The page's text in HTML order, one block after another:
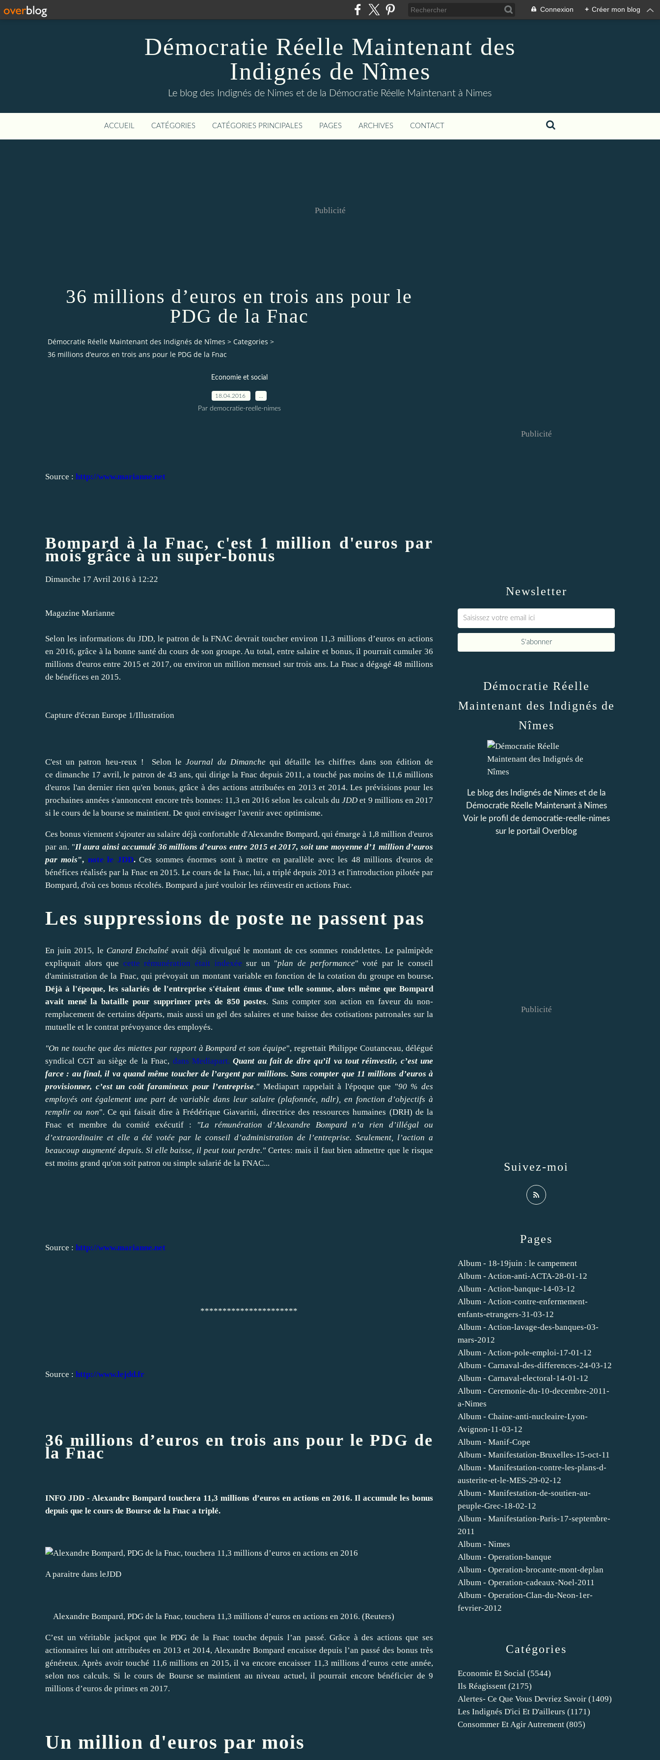
Connexion + Créer mon blog
Démocratie Réelle Maintenant des
Indignés de Nîmes
Le blog des Indignés de Nimes et de la Démocratie Réelle Maintenant à Nimes
ACCUEIL CATÉGORIES CATÉGORIES PRINCIPALES PAGES ARCHIVES CONTACT
Publicité
36 millions d’euros en trois ans pour le
PDG de la Fnac
Démocratie Réelle Maintenant des Indignés de Nîmes > Categories >
36 millions d’euros en trois ans pour le PDG de la Fnac
Economie et social
18.04.2016
Par democratie-reelle-nimes
Source : http://www.marianne.net
Bompard à la Fnac, c'est 1 million d'euros par
mois grâce à un super-bonus
Dimanche 17 Avril 2016 à 12:22
Magazine Marianne
Selon les informations du JDD, le patron de la FNAC devrait toucher environ 11,3 millions d’euros en actions
en 2016, grâce à la bonne santé du cours de son groupe. Au total, entre salaire et bonus, il pourrait cumuler 36
millions d'euros entre 2015 et 2017, ou environ un million mensuel sur trois ans. La Fnac a dégagé 48 millions
de bénéfices en 2015.
Capture d'écran Europe 1/Illustration
C'est un patron heu-reux ! Selon leJournal du Dimanche qui détaille les chiffres dans son édition de
ce dimanche 17 avril, le patron de 43 ans, qui dirige la Fnac depuis 2011, a touché pas moins de 11,6 millions
d'euros l'an dernier rien qu'en bonus, grâce à des actions attribuées en 2013 et 2014. Les prévisions pour les
prochaines années s'annoncent encore très bonnes: 11,3 en 2016 selon les calculs duJDD et 9 millions en 2017
si le cours de la bourse se maintient. De quoi envisager l'avenir avec optimisme.
Ces bonus viennent s'ajouter au salaire déjà confortable d'Alexandre Bompard, qui émarge à 1,8 million d'euros
par an. "Il aura ainsi accumulé 36 millions d’euros entre 2015 et 2017, soit une moyenne d’1 million d’euros
par mois", note le JDD.Ces sommes énormes sont à mettre en parallèle avec les 48 millions d'euros de
bénéfices réalisés par la Fnac en 2015. Le cours de la Fnac, lui, a triplé depuis 2013 et l'introduction pilotée par
Bompard, d'où ces bonus récoltés. Bompard a juré vouloir les réinvestir en actions Fnac.
Les suppressions de poste ne passent pas
En juin 2015, le Canard Enchaînéavait déjà divulgué le montant de ces sommes rondelettes. Le palmipède
expliquait alors que cette rémunération était indexée sur un "plan de performance" voté par le conseil
d'aministration de la Fnac, qui prévoyait un montant variable en fonction de la cotation du groupe en bourse.
Déjà à l'époque, les salariés de l'entreprise s'étaient émus d'une telle somme, alors même que Bompard
avait mené la bataille pour supprimer près de 850 postes. Sans compter son action en faveur du non-
remplacement de certains départs, mais aussi un gel des salaires et une baisse des cotisations patronales sur la
mutuelle et le contrat prévoyance des employés.
"On ne touche que des miettes par rapport à Bompard et son équipe", regrettait Philippe Coutanceau, délégué
syndical CGT au siège de la Fnac, dans Mediapart. Quant au fait de dire qu’il va tout réinvestir, c’est une
farce : au final, il va quand même toucher de l’argent par millions. Sans compter que 11 millions d’euros à
provisionner, c’est un coût faramineux pour l’entreprise."Mediapart rappelait à l'époque que "90 % des
employés ont également une part de variable dans leur salaire (plafonnée, ndlr), en fonction d’objectifs à
remplir ou non". Ce qui faisait dire à Frédérique Giavarini, directrice des ressources humaines (DRH) de la
Fnac et membre du comité exécutif :
"La rémunération d’Alexandre Bompard n’a rien d’illégal ou
d’extraordinaire et elle a été votée par le conseil d’administration de l’entreprise. Seulement, l’action a
beaucoup augmenté depuis. Si elle baisse, il peut tout perdre." Certes: mais il faut bien admettre que le risque
est moins grand qu'on soit patron ou simple salarié de la FNAC...
Source : http://www.marianne.net
**********************
Source : http://www.lejdd.fr
36 millions d’euros en trois ans pour le PDG de
la Fnac
INFO JDD - Alexandre Bompard touchera 11,3 millions d’euros en actions en 2016. Il accumule les bonus
depuis que le cours de Bourse de la Fnac a triplé.
A paraitre dans leJDD
Alexandre Bompard, PDG de la Fnac, touchera 11,3 millions d’euros en actions en 2016. (Reuters)
C’est un véritable jackpot que le PDG de la Fnac touche depuis l’an passé. Grâce à des actions que ses
actionnaires lui ont attribuées en 2013 et 2014, Alexandre Bompard encaisse depuis l’an passé des bonus très
généreux. Après avoir touché 11,6 millions en 2015, il va encore encaisser 11,3 millions d’euros cette année,
selon nos calculs. Si le cours de Bourse se maintient au niveau actuel, il pourrait encore bénéficier de 9
millions d’euros de primes en 2017.
Un million d'euros par mois
Newsletter
Publicité
Catégories
Economie Et Social (5544)
Ils Réagissent (2175)
Alertes- Ce Que Vous Devriez Savoir (1409)
Les Indignés D'ici Et D'ailleurs (1171)
Consommer Et Agir Autrement (805)
Pages
Album - 18-19juin : le campement
Album - Action-anti-ACTA-28-01-12
Album - Action-banque-14-03-12
Album - Action-contre-enfermement-
enfants-etrangers-31-03-12
Album - Action-lavage-des-banques-03-
mars-2012
Album - Action-pole-emploi-17-01-12
Album - Carnaval-des-differences-24-03-12
Album - Carnaval-electoral-14-01-12
Album - Ceremonie-du-10-decembre-2011-
a-Nimes
Album - Chaine-anti-nucleaire-Lyon-
Avignon-11-03-12
Album - Manif-Cope
Album - Manifestation-Bruxelles-15-oct-11
Album - Manifestation-contre-les-plans-d-
austerite-et-le-MES-29-02-12
Album - Manifestation-de-soutien-au-
peuple-Grec-18-02-12
Album - Manifestation-Paris-17-septembre-
2011
Album - Nimes
Album - Operation-banque
Album - Operation-brocante-mont-deplan
Album - Operation-cadeaux-Noel-2011
Album - Operation-Clan-du-Neon-1er-
fevrier-2012
Démocratie Réelle
Maintenant des Indignés de
Nîmes
Le blog des Indignés de Nimes et de la
Démocratie Réelle Maintenant à Nimes
Voir le profil de democratie-reelle-nimes
sur le portail Overblog
Suivez-moi
Publicité